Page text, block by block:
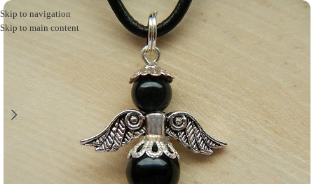
Skip to navigation
Skip to main content